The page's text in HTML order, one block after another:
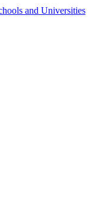
and Universities